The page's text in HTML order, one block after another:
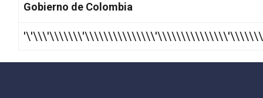
Gobierno de Colombia